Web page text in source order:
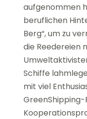
aufgenommen
beruflichen
Berg“, um zu
die Reedereien
Schiffe
mit viel